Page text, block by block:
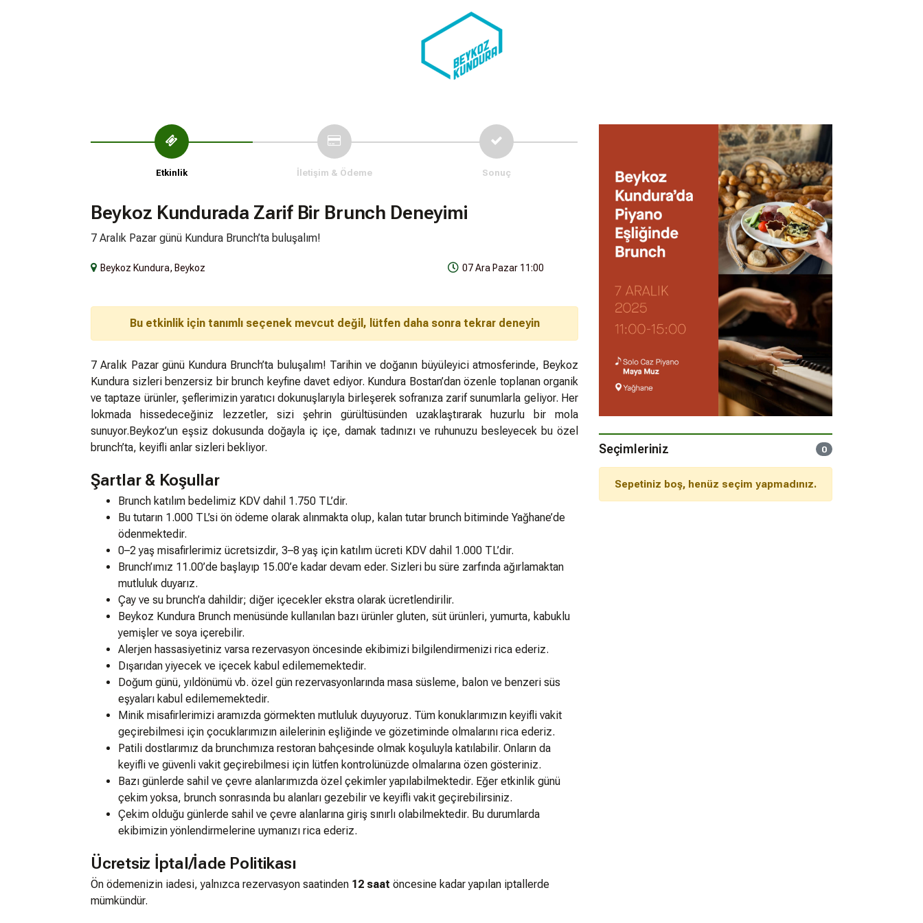
Etkinlik İletişim & Ödeme Sonuç
Beykoz Kundurada Zarif Bir Brunch Deneyimi
7 Aralık Pazar günü Kundura Brunch’ta buluşalım!
Beykoz Kundura, Beykoz 07 Ara Pazar 11:00
Bu etkinlik için tanımlı seçenek mevcut değil, lütfen daha sonra tekrar deneyin
7 Aralık Pazar günü Kundura Brunch’ta buluşalım! Tarihin ve doğanın büyüleyici atmosferinde, Beykoz
Kundura sizleri benzersiz bir brunch keyfine davet ediyor. Kundura Bostan’dan özenle toplanan organik
ve taptaze ürünler, şeflerimizin yaratıcı dokunuşlarıyla birleşerek sofranıza zarif sunumlarla geliyor. Her
lokmada hissedeceğiniz lezzetler, sizi şehrin gürültüsünden uzaklaştırarak huzurlu bir mola
sunuyor.Beykoz’un eşsiz dokusunda doğayla iç içe, damak tadınızı ve ruhunuzu besleyecek bu özel
brunch’ta, keyifli anlar sizleri bekliyor.
Şartlar & Koşullar
Brunch katılım bedelimiz KDV dahil 1.750 TL’dir.
Bu tutarın 1.000 TL’si ön ödeme olarak alınmakta olup, kalan tutar brunch bitiminde Yağhane’de
ödenmektedir.
0–2 yaş misafirlerimiz ücretsizdir, 3–8 yaş için katılım ücreti KDV dahil 1.000 TL’dir.
Brunch’ımız 11.00’de başlayıp 15.00’e kadar devam eder. Sizleri bu süre zarfında ağırlamaktan
mutluluk duyarız.
Çay ve su brunch’a dahildir; diğer içecekler ekstra olarak ücretlendirilir.
Beykoz Kundura Brunch menüsünde kullanılan bazı ürünler gluten, süt ürünleri, yumurta, kabuklu
yemişler ve soya içerebilir.
Alerjen hassasiyetiniz varsa rezervasyon öncesinde ekibimizi bilgilendirmenizi rica ederiz.⁠⁠
Dışarıdan yiyecek ve içecek kabul edilememektedir.
Doğum günü, yıldönümü vb. özel gün rezervasyonlarında masa süsleme, balon ve benzeri süs
eşyaları kabul edilememektedir.⁠⁠
Minik misafirlerimizi aramızda görmekten mutluluk duyuyoruz. Tüm konuklarımızın keyifli vakit
geçirebilmesi için çocuklarımızın ailelerinin eşliğinde ve gözetiminde olmalarını rica ederiz.
Patili dostlarımız da brunchımıza restoran bahçesinde olmak koşuluyla katılabilir. Onların da
keyifli ve güvenli vakit geçirebilmesi için lütfen kontrolünüzde olmalarına özen gösteriniz.
Bazı günlerde sahil ve çevre alanlarımızda özel çekimler yapılabilmektedir. Eğer etkinlik günü
çekim yoksa, brunch sonrasında bu alanları gezebilir ve keyifli vakit geçirebilirsiniz.
Çekim olduğu günlerde sahil ve çevre alanlarına giriş sınırlı olabilmektedir. Bu durumlarda
ekibimizin yönlendirmelerine uymanızı rica ederiz.
Ücretsiz İptal/İade Politikası
Ön ödemenizin iadesi, yalnızca rezervasyon saatinden 12 saat öncesine kadar yapılan iptallerde
mümkündür.
Seçimleriniz 0
Sepetiniz boş, henüz seçim yapmadınız.